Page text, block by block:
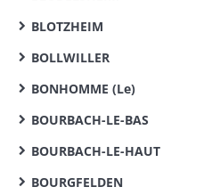
BLOTZHEIM
BOLLWILLER
BONHOMME (Le)
BOURBACH-LE-BAS
BOURBACH-LE-HAUT
BOURGFELDEN